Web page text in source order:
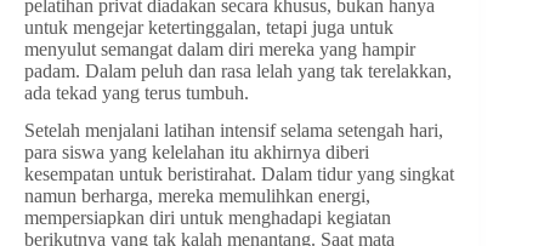
pelatihan privat diadakan secara khusus, bukan hanya
untuk mengejar ketertinggalan, tetapi juga untuk
menyulut semangat dalam diri mereka yang hampir
padam. Dalam peluh dan rasa lelah yang tak terelakkan,
ada tekad yang terus tumbuh.
Setelah menjalani latihan intensif selama setengah hari,
para siswa yang kelelahan itu akhirnya diberi
kesempatan untuk beristirahat. Dalam tidur yang singkat
namun berharga, mereka memulihkan energi,
mempersiapkan diri untuk menghadapi kegiatan
berikutnya yang tak kalah menantang. Saat mata